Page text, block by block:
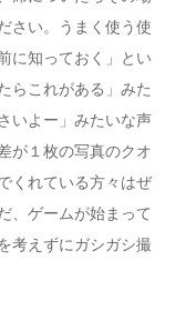
さい。うまく使う使
に知っておく」とい
らこれがある」みた
いよー」みたいな声
が１枚の写真のクオ
くれている方々はぜ
、ゲームが始まって
考えずにガシガシ撮